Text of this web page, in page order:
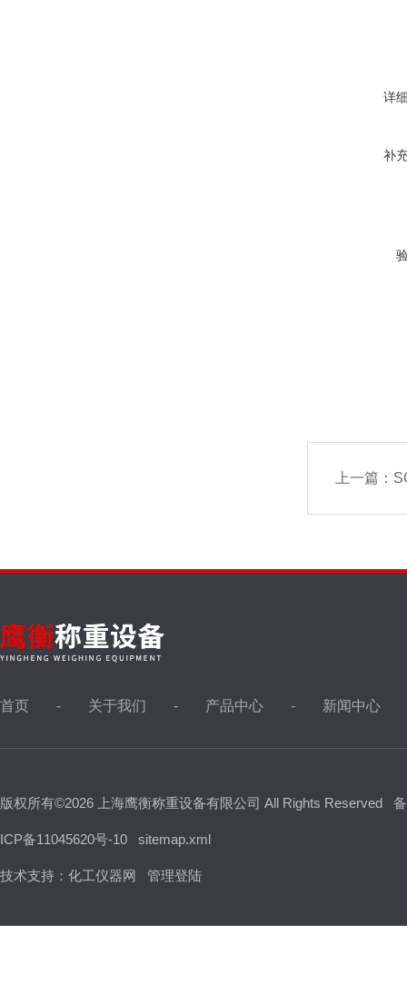
详
补
上一篇：
首页 关于我们 产品中心 新闻中心
版权所有©2026 上海鹰衡称重设备有限公司 All Rights Reserved
ICP备11045620号-10 sitemap.xml
技术支持： 化工仪器网 管理登陆